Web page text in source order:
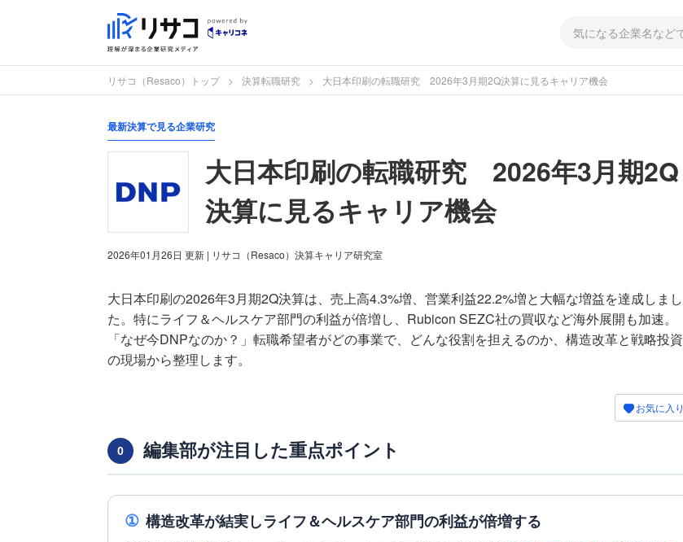
リサコ（Resaco）トップ 決算転職研究 大日本印刷の転職研究 2026年3月期2Q決算に見るキャリア機会
最新決算で見る企業研究
大日本印刷の転職研究 2026年3月期2Q
決算に見るキャリア機会
2026年01月26日 更新 | リサコ（Resaco）決算キャリア研究室
大日本印刷の2026年3月期2Q決算は、売上高4.3%増、営業利益22.2%増と大幅な増益を達成しまし
た。特にライフ＆ヘルスケア部門の利益が倍増し、Rubicon SEZC社の買収など海外展開も加速。
「なぜ今DNPなのか？」転職希望者がどの事業で、どんな役割を担えるのか、構造改革と戦略投資
の現場から整理します。
お気に入り
0 編集部が注目した重点ポイント
① 構造改革が結実しライフ＆ヘルスケア部門の利益が倍増する